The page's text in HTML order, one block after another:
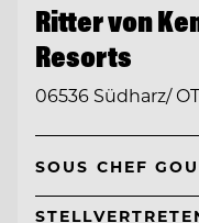
Ritter von
Resorts
06536 Südharz/
SOUS CHEF